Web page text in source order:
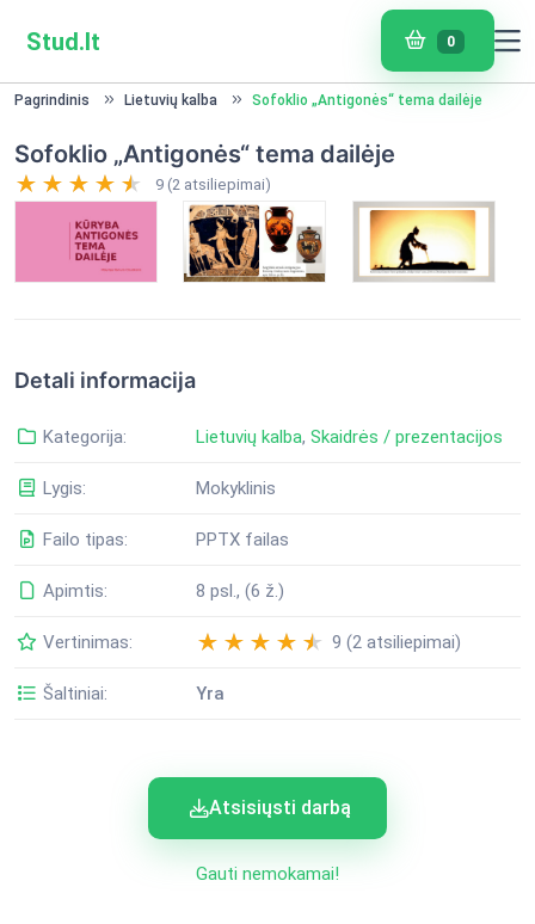
Stud.lt 0
Pagrindinis Lietuvių kalba Sofoklio „Antigonės“ tema dailėje
Sofoklio „Antigonės“ tema dailėje
9 (2 atsiliepimai)
Detali informacija
Kategorija: Lietuvių kalba, Skaidrės / prezentacijos
Lygis: Mokyklinis
Failo tipas: PPTX failas
Apimtis: 8 psl., (6 ž.)
Vertinimas: 9 (2 atsiliepimai)
Šaltiniai: Yra
Atsisiųsti darbą
Gauti nemokamai!